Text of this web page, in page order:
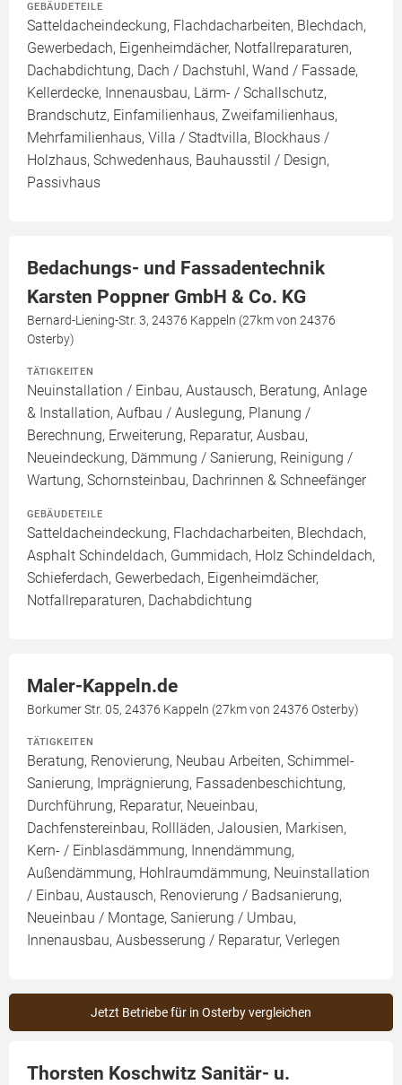
GEBÄUDETEILE
Satteldacheindeckung, Flachdacharbeiten, Blechdach,
Gewerbedach, Eigenheimdächer, Notfallreparaturen,
Dachabdichtung, Dach / Dachstuhl, Wand / Fassade,
Kellerdecke, Innenausbau, Lärm- / Schallschutz,
Brandschutz, Einfamilienhaus, Zweifamilienhaus,
Mehrfamilienhaus, Villa / Stadtvilla, Blockhaus /
Holzhaus, Schwedenhaus, Bauhausstil / Design,
Passivhaus
Bedachungs- und Fassadentechnik
Karsten Poppner GmbH & Co. KG
Bernard-Liening-Str. 3, 24376 Kappeln (27km von 24376
Osterby)
TÄTIGKEITEN
Neuinstallation / Einbau, Austausch, Beratung, Anlage
& Installation, Aufbau / Auslegung, Planung /
Berechnung, Erweiterung, Reparatur, Ausbau,
Neueindeckung, Dämmung / Sanierung, Reinigung /
Wartung, Schornsteinbau, Dachrinnen & Schneefänger
GEBÄUDETEILE
Satteldacheindeckung, Flachdacharbeiten, Blechdach,
Asphalt Schindeldach, Gummidach, Holz Schindeldach,
Schieferdach, Gewerbedach, Eigenheimdächer,
Notfallreparaturen, Dachabdichtung
Maler-Kappeln.de
Borkumer Str. 05, 24376 Kappeln (27km von 24376 Osterby)
TÄTIGKEITEN
Beratung, Renovierung, Neubau Arbeiten, Schimmel-
Sanierung, Imprägnierung, Fassadenbeschichtung,
Durchführung, Reparatur, Neueinbau,
Dachfenstereinbau, Rollläden, Jalousien, Markisen,
Kern- / Einblasdämmung, Innendämmung,
Außendämmung, Hohlraumdämmung, Neuinstallation
/ Einbau, Austausch, Renovierung / Badsanierung,
Neueinbau / Montage, Sanierung / Umbau,
Innenausbau, Ausbesserung / Reparatur, Verlegen
Jetzt Betriebe für in Osterby vergleichen
Thorsten Koschwitz Sanitär- u.